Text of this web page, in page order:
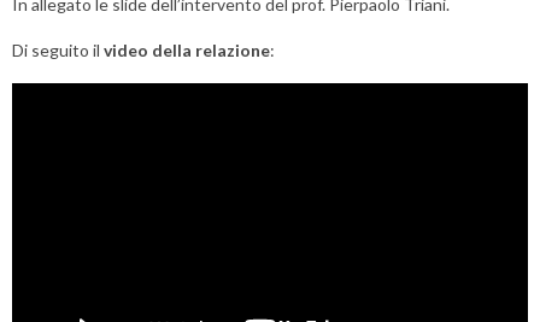
Di seguito il video della relazione: